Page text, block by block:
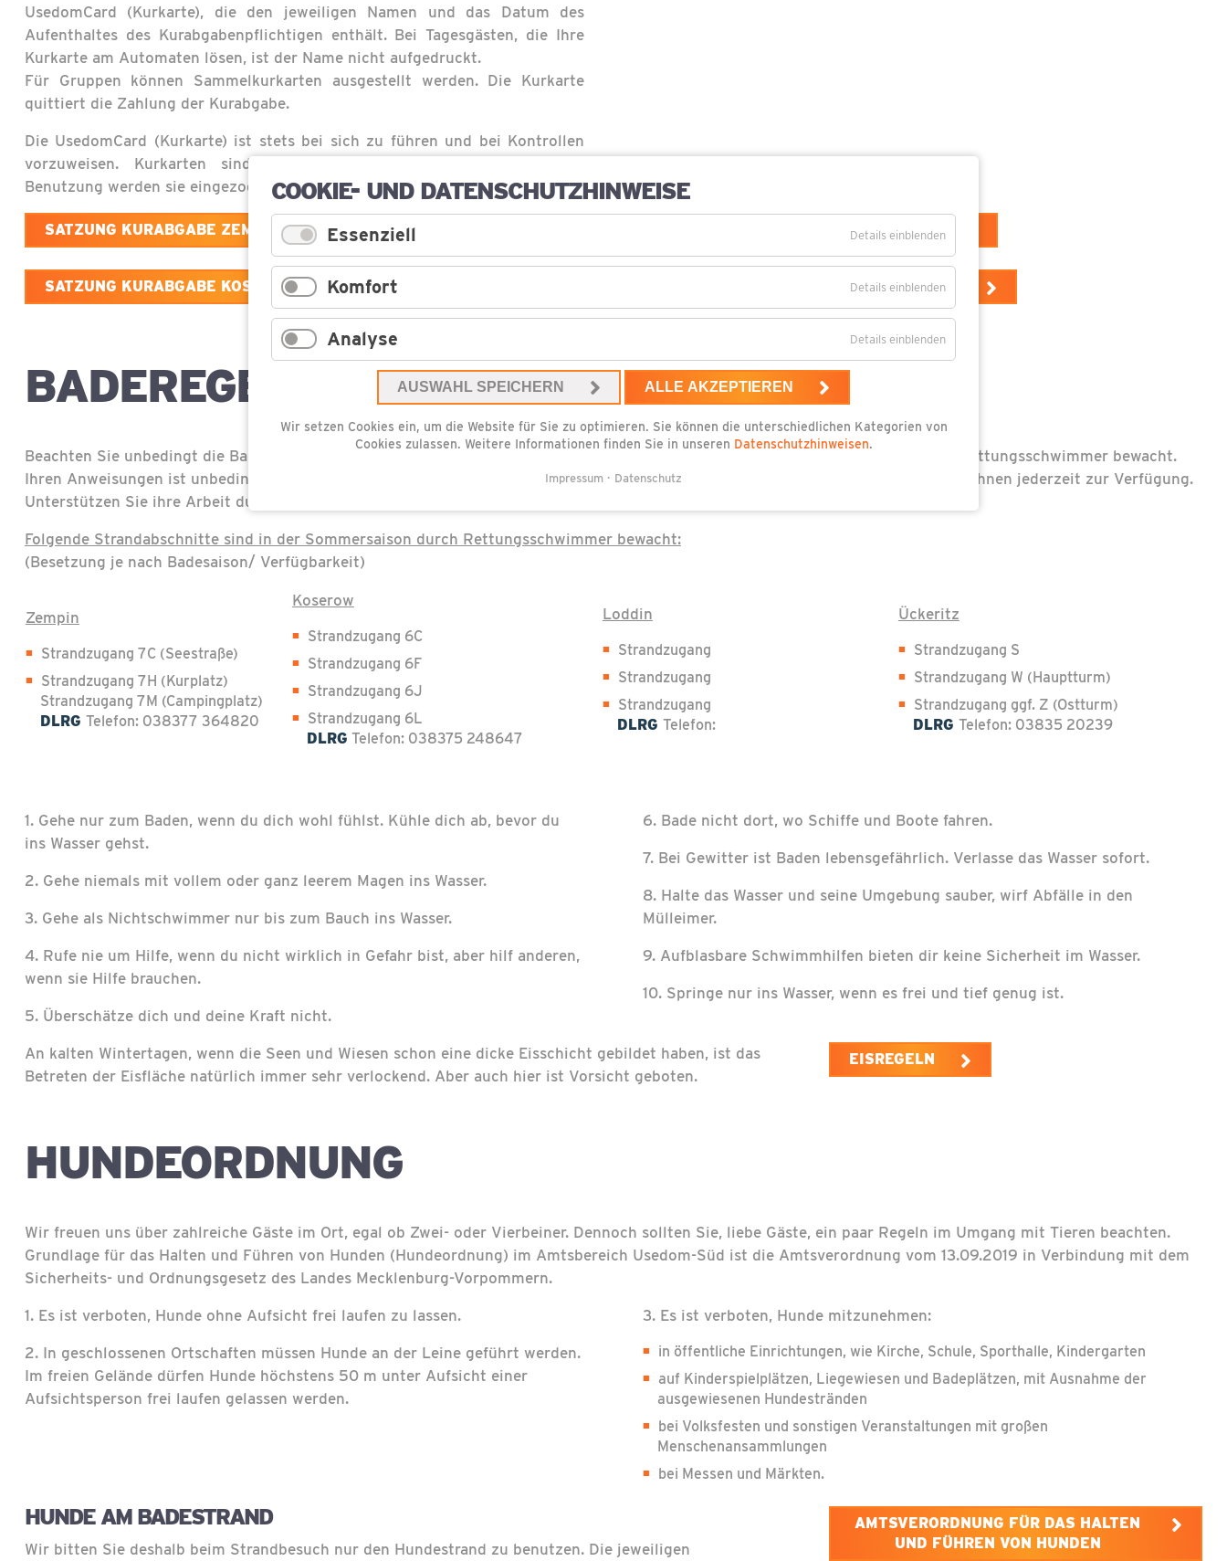
UsedomCard (Kurkarte), die den jeweiligen Namen und das Datum des
Aufenthaltes des Kurabgabenpflichtigen enthält. Bei Tagesgästen, die Ihre
Kurkarte am Automaten lösen, ist der Name nicht aufgedruckt.
Für Gruppen können Sammelkurkarten ausgestellt werden. Die Kurkarte
quittiert die Zahlung der Kurabgabe.
Die UsedomCard (Kurkarte) ist stets bei sich zu führen und bei Kontrollen
vorzuweisen. Kurkarten sind nicht übertragbar. Bei missbräuchlicher
Benutzung werden sie eingezogen.
SATZUNG KURABGABE ZEMPIN 2026 SATZUNG KURABGABE LODDIN 2026
SATZUNG KURABGABE KOSEROW 2026 SATZUNG KURABGABE ÜCKERITZ 2026
BADEREGELN
Beachten Sie unbedingt die Baderegeln und Hinweise der DLRG. Über die Saison wird ein Teil des Strandes durch ehrenamtliche Rettungsschwimmer bewacht.
Ihren Anweisungen ist unbedingt zu folgen um einen unbeschwerten Urlaub verleben zu können. Die Kameraden der DLRG stehen Ihnen jederzeit zur Verfügung.
Unterstützen Sie ihre Arbeit durch Ihr umsichtiges Verhalten.
Folgende Strandabschnitte sind in der Sommersaison durch Rettungsschwimmer bewacht:
(Besetzung je nach Badesaison/ Verfügbarkeit)
Zempin
Strandzugang 7C (Seestraße)
Strandzugang 7H (Kurplatz)
Strandzugang 7M (Campingplatz)
DLRG Telefon: 038377 364820
Koserow
Strandzugang 6C
Strandzugang 6F
Strandzugang 6J
Strandzugang 6L
DLRG Telefon: 038375 248647
Loddin
Strandzugang
Strandzugang
Strandzugang
DLRG Telefon:
Ückeritz
Strandzugang S
Strandzugang W (Hauptturm)
Strandzugang ggf. Z (Ostturm)
DLRG Telefon: 03835 20239
1. Gehe nur zum Baden, wenn du dich wohl fühlst. Kühle dich ab, bevor du
ins Wasser gehst.
2. Gehe niemals mit vollem oder ganz leerem Magen ins Wasser.
3. Gehe als Nichtschwimmer nur bis zum Bauch ins Wasser.
4. Rufe nie um Hilfe, wenn du nicht wirklich in Gefahr bist, aber hilf anderen,
wenn sie Hilfe brauchen.
5. Überschätze dich und deine Kraft nicht.
6. Bade nicht dort, wo Schiffe und Boote fahren.
7. Bei Gewitter ist Baden lebensgefährlich. Verlasse das Wasser sofort.
8. Halte das Wasser und seine Umgebung sauber, wirf Abfälle in den
Mülleimer.
9. Aufblasbare Schwimmhilfen bieten dir keine Sicherheit im Wasser.
10. Springe nur ins Wasser, wenn es frei und tief genug ist.
An kalten Wintertagen, wenn die Seen und Wiesen schon eine dicke Eisschicht gebildet haben, ist das
Betreten der Eisfläche natürlich immer sehr verlockend. Aber auch hier ist Vorsicht geboten.
EISREGELN
HUNDEORDNUNG
Wir freuen uns über zahlreiche Gäste im Ort, egal ob Zwei- oder Vierbeiner. Dennoch sollten Sie, liebe Gäste, ein paar Regeln im Umgang mit Tieren beachten.
Grundlage für das Halten und Führen von Hunden (Hundeordnung) im Amtsbereich Usedom-Süd ist die Amtsverordnung vom 13.09.2019 in Verbindung mit dem
Sicherheits- und Ordnungsgesetz des Landes Mecklenburg-Vorpommern.
1. Es ist verboten, Hunde ohne Aufsicht frei laufen zu lassen.
2. In geschlossenen Ortschaften müssen Hunde an der Leine geführt werden.
Im freien Gelände dürfen Hunde höchstens 50 m unter Aufsicht einer
Aufsichtsperson frei laufen gelassen werden.
3. Es ist verboten, Hunde mitzunehmen:
in öffentliche Einrichtungen, wie Kirche, Schule, Sporthalle, Kindergarten
auf Kinderspielplätzen, Liegewiesen und Badeplätzen, mit Ausnahme der
ausgewiesenen Hundestränden
bei Volksfesten und sonstigen Veranstaltungen mit großen
Menschenansammlungen
bei Messen und Märkten.
HUNDE AM BADESTRAND
Wir bitten Sie deshalb beim Strandbesuch nur den Hundestrand zu benutzen. Die jeweiligen
AMTSVERORDNUNG FÜR DAS HALTEN
UND FÜHREN VON HUNDEN
COOKIE- UND DATENSCHUTZHINWEISE
Essenziell Details einblenden
Komfort Details einblenden
Analyse Details einblenden
AUSWAHL SPEICHERN ALLE AKZEPTIEREN
Wir setzen Cookies ein, um die Website für Sie zu optimieren. Sie können die unterschiedlichen Kategorien von
Cookies zulassen. Weitere Informationen finden Sie in unseren Datenschutzhinweisen.
Impressum Datenschutz